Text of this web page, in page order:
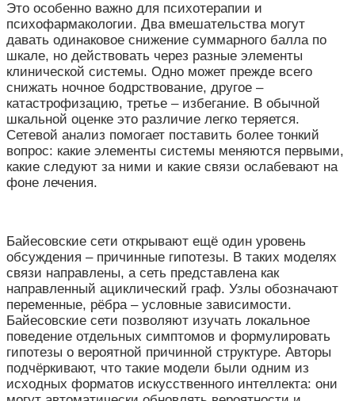
Это особенно важно для психотерапии и
психофармакологии. Два вмешательства могут
давать одинаковое снижение суммарного балла по
шкале, но действовать через разные элементы
клинической системы. Одно может прежде всего
снижать ночное бодрствование, другое –
катастрофизацию, третье – избегание. В обычной
шкальной оценке это различие легко теряется.
Сетевой анализ помогает поставить более тонкий
вопрос: какие элементы системы меняются первыми,
какие следуют за ними и какие связи ослабевают на
фоне лечения.
Байесовские сети открывают ещё один уровень
обсуждения – причинные гипотезы. В таких моделях
связи направлены, а сеть представлена как
направленный ациклический граф. Узлы обозначают
переменные, рёбра – условные зависимости.
Байесовские сети позволяют изучать локальное
поведение отдельных симптомов и формулировать
гипотезы о вероятной причинной структуре. Авторы
подчёркивают, что такие модели были одним из
исходных форматов искусственного интеллекта: они